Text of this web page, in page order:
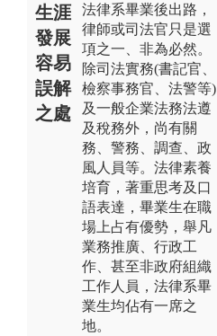
生涯
發展
容易
誤解
之處
法律系畢業後出路，
律師或司法官只是選
項之一、非為必然。
除司法實務(書記官、
檢察事務官、法警等)
及一般企業法務法遵
及稅務外，尚有關
務、警務、調查、政
風人員等。法律素養
培育，著重思考及口
語表達，畢業生在職
場上占有優勢，舉凡
業務推廣、行政工
作、甚至非政府組織
工作人員，法律系畢
業生均佔有一席之
地。